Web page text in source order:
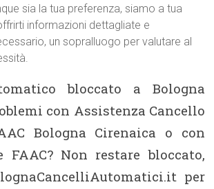
sia la tua preferenza, siamo a tua
informazioni dettagliate e
un sopralluogo per valutare al
bloccato a Bologna
con Assistenza Cancello
Bologna Cirenaica o con
FAAC? Non restare bloccato,
per